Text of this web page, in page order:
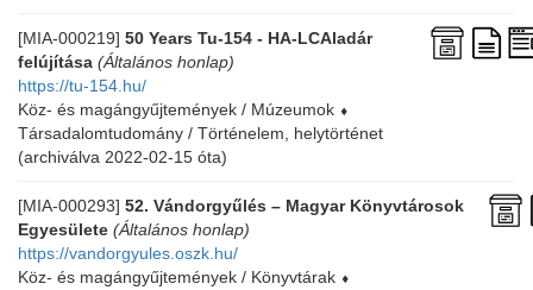
[MIA-000219] 50 Years Tu-154 - HA-LCAladár
felújítása (Általános honlap)
https://tu-154.hu/
Köz- és magángyűjtemények / Múzeumok ⬧
Társadalomtudomány / Történelem, helytörténet
(archiválva 2022-02-15 óta)
[MIA-000293] 52. Vándorgyűlés – Magyar Könyvtárosok
Egyesülete (Általános honlap)
https://vandorgyules.oszk.hu/
Köz- és magángyűjtemények / Könyvtárak ⬧